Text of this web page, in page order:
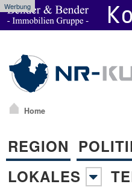
Werbung
Home
REGION
LOKALES